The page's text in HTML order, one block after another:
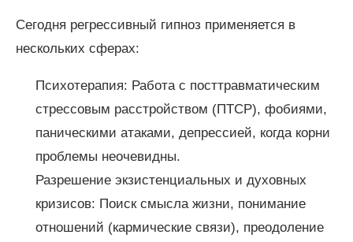
Сегодня регрессивный гипноз применяется в
нескольких сферах:
Психотерапия: Работа с посттравматическим
стрессовым расстройством (ПТСР), фобиями,
паническими атаками, депрессией, когда корни
проблемы неочевидны.
Разрешение экзистенциальных и духовных
кризисов: Поиск смысла жизни, понимание
отношений (кармические связи), преодоление